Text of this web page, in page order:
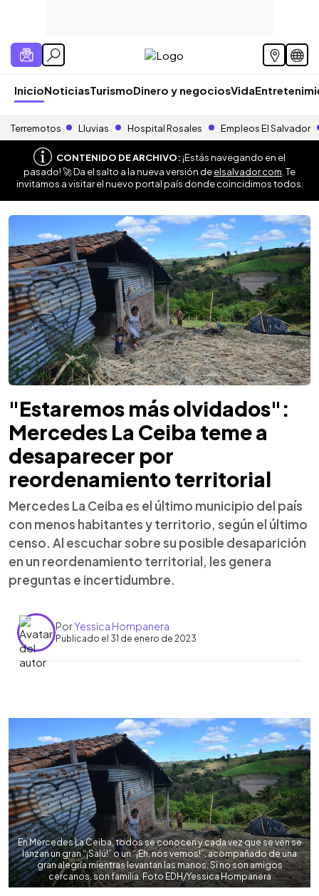
InicioNoticiasTurismoDinero y negociosVida
Terremotos Lluvias Hospital Rosales Empleos El Salvador
CONTENIDO DE ARCHIVO:¡Estás navegando en el
pasado! 🚀 Da el salto a la nueva versión deelsalvador.com . Te
invitamos a visitar el nuevo portal país donde coincidimos todos.
"Estaremos más olvidados":
Mercedes La Ceiba teme a
desaparecer por
reordenamiento territorial
Mercedes La Ceiba es el último municipio del país
con menos habitantes y territorio, según el último
censo. Al escuchar sobre su posible desaparición
en un reordenamiento territorial, les genera
preguntas e incertidumbre.
PorYessica Hompanera
Publicado el 31 de enero de 2023
► Escuchar artículo
En Mercedes La Ceiba, todos se conocen y cada vez que se ven se
lanzan un gran “¡Salú!” o un “¡Eh, nos vemos!”, acompañado de una
gran alegría mientras levantan las manos. Si no son amigos
cercanos, son familia. Foto EDH/Yessica Hompanera